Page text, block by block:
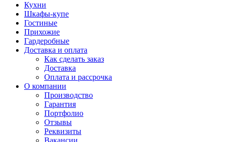
Кухни
Шкафы-купе
Гостиные
Прихожие
Гардеробные
Доставка и оплата
Как сделать заказ
Доставка
Оплата и рассрочка
О компании
Производство
Гарантия
Портфолио
Отзывы
Реквизиты
Вакансии